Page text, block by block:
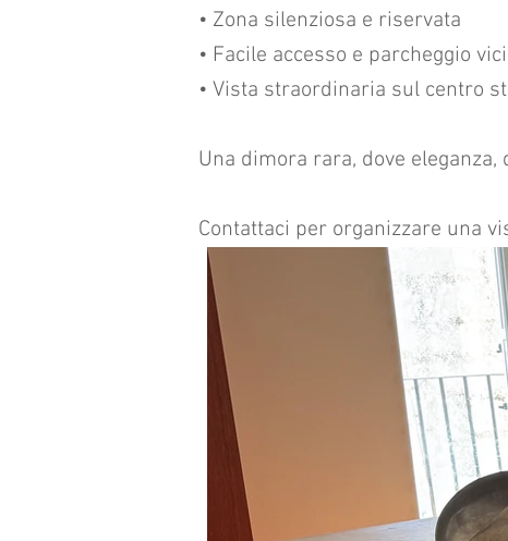
• Zona silenziosa e riservata
• Facile accesso e parcheggio
• Vista straordinaria sul centro
Una dimora rara, dove
Contattaci per organizzare una